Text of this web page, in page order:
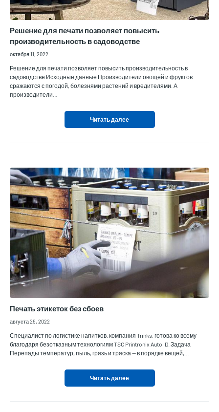
Решение для печати позволяет повысить
производительность в садоводстве
октября 11, 2022
Решение для печати позволяет повысить производительность в
садоводстве Исходные данные Производители овощей и фруктов
сражаются с погодой, болезнями растений и вредителями. А
производители…
Читать далее
Печать этикеток без сбоев
августа 29, 2022
Специалист по логистике напитков, компания Trinks, готова ко всему
благодаря безотказным технологиям TSC Printronix Auto ID. Задача
Перепады температур, пыль, грязь и тряска — в порядке вещей,…
Читать далее